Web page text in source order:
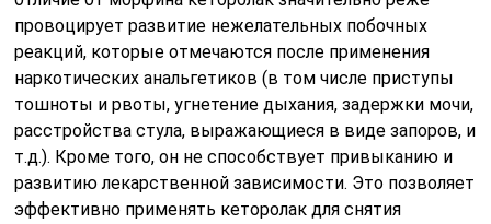
провоцирует развитие нежелательных побочных
реакций, которые отмечаются после применения
наркотических анальгетиков (в том числе приступы
тошноты и рвоты, угнетение дыхания, задержки мочи,
расстройства стула, выражающиеся в виде запоров, и
т.д.). Кроме того, он не способствует привыканию и
развитию лекарственной зависимости. Это позволяет
эффективно применять кеторолак для снятия